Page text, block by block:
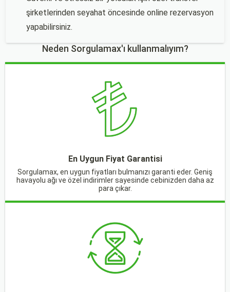
şirketlerinden seyahat öncesinde online rezervasyon
yapabilirsiniz.
Neden Sorgulamax'ı kullanmalıyım?
En Uygun Fiyat Garantisi
Sorgulamax, en uygun fiyatları bulmanızı garanti eder. Geniş
havayolu ağı ve özel indirimler sayesinde cebinizden daha az
para çıkar.